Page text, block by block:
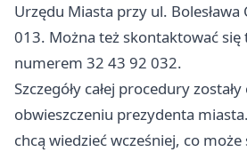
Urzędu Miasta przy ul.
013. Można też skontaktować się
numerem 32 43 92 032.
Szczegóły całej procedury
obwieszczeniu prezydenta
chcą wiedzieć wcześniej, co